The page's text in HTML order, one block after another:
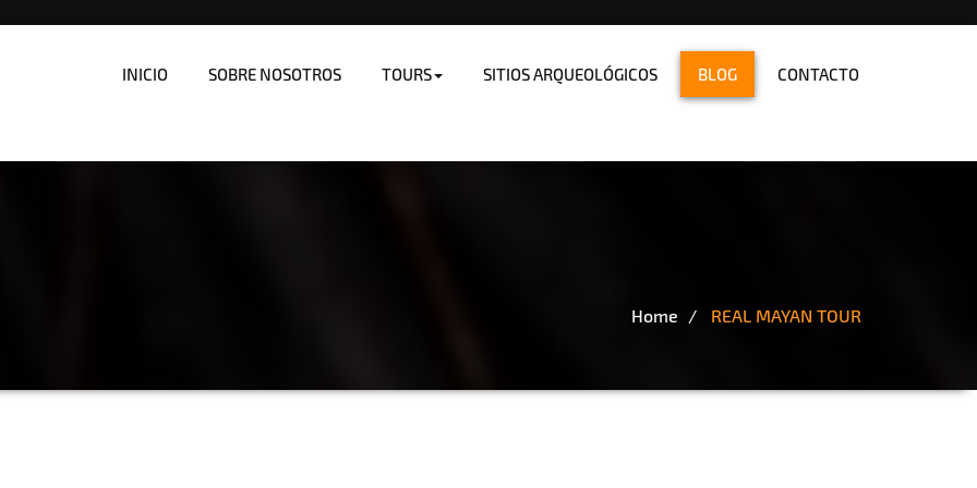
INICIO SOBRE NOSOTROS TOURS SITIOS ARQUEOLÓGICOS BLOG CONTACTO
Home REAL MAYAN TOUR